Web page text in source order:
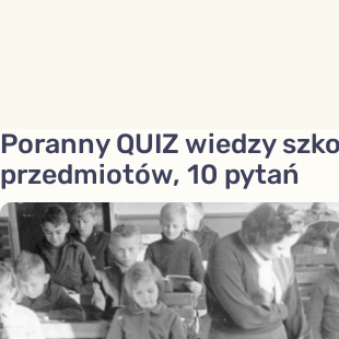
Poranny QUIZ wiedzy
przedmiotów, 10 pytań